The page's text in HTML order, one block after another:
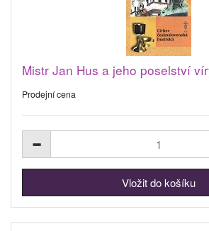
Mistr Jan Hus a jeho poselství
Prodejní cena